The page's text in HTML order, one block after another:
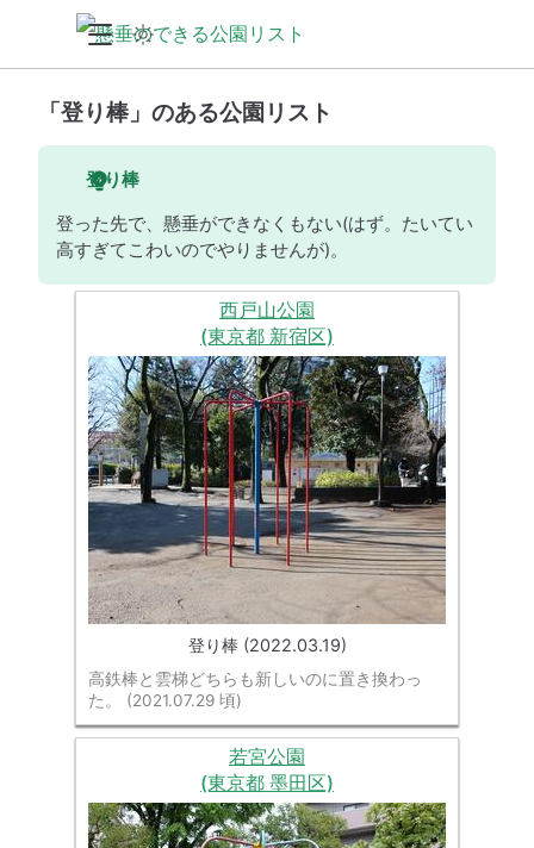
「登り棒」のある公園リスト
登り棒
登った先で、懸垂ができなくもない(はず。たいてい
高すぎてこわいのでやりませんが)。
西戸山公園
(東京都 新宿区)
登り棒 (2022.03.19)
高鉄棒と雲梯どちらも新しいのに置き換わっ
た。 (2021.07.29 頃)
若宮公園
(東京都 墨田区)